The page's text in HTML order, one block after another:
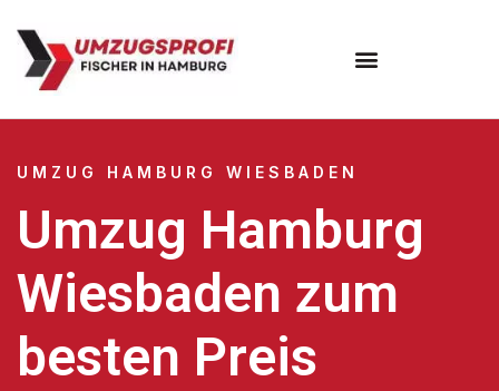
UMZUG HAMBURG WIESBADEN
Umzug Hamburg
Wiesbaden zum
besten Preis